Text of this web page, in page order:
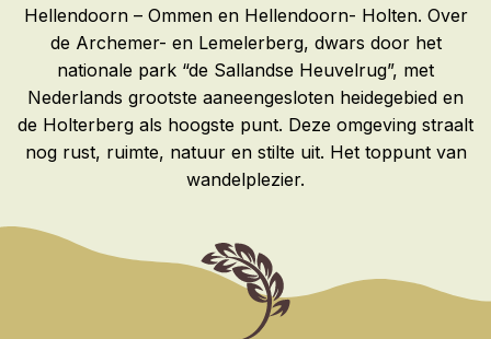
Hellendoorn – Ommen en Hellendoorn- Holten. Over
de Archemer- en Lemelerberg, dwars door het
nationale park “de Sallandse Heuvelrug”, met
Nederlands grootste aaneengesloten heidegebied en
de Holterberg als hoogste punt. Deze omgeving straalt
nog rust, ruimte, natuur en stilte uit. Het toppunt van
wandelplezier.